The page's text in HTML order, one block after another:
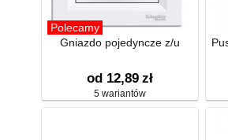
Polecamy
Gniazdo pojedyncze z/u
od 12,89 zł
5 wariantów